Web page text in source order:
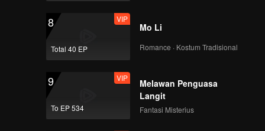
8
Total 40 EP
VIP
Mo Li
Romance · Kostum Tradisional
9
To EP 534
VIP
Melawan Penguasa
Langit
Fantasi Misterius